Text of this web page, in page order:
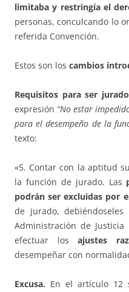
limitaba y restringía el
personas, conculcando lo
referida Convención.
Estos son los cambios
Requisitos para ser
expresión “No estar
para el desempeño de la
texto:
«5. Contar con la aptitud
la función de jurado. Las
podrán ser excluidas por
de jurado,
Administración de
efectuar losajustes
desempeñar con
Excusa. En el artículo 12